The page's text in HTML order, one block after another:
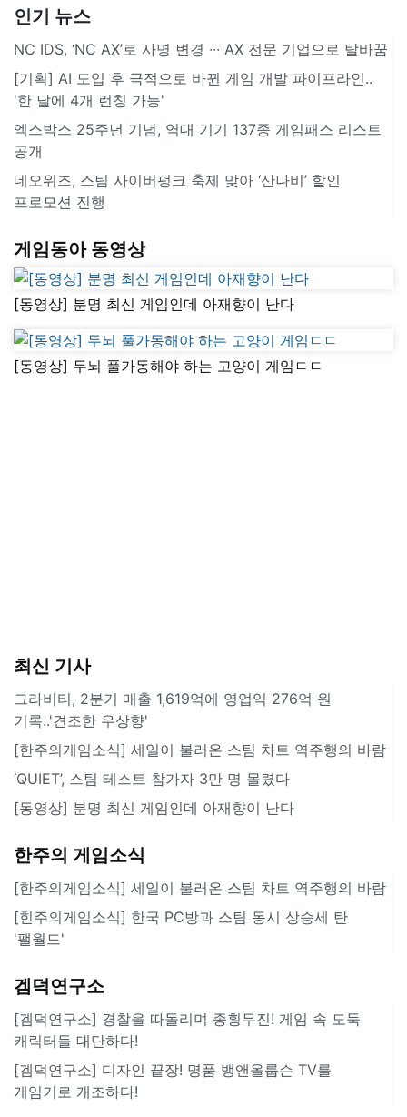
인기 뉴스
NC IDS, ‘NC AX’로 사명 변경 ∙∙∙ AX 전문 기업으로 탈바꿈
[기획] AI 도입 후 극적으로 바뀐 게임 개발 파이프라인..
'한 달에 4개 런칭 가능'
엑스박스 25주년 기념, 역대 기기 137종 게임패스 리스트
공개
네오위즈, 스팀 사이버펑크 축제 맞아 ‘산나비’ 할인
프로모션 진행
게임동아 동영상
[동영상] 분명 최신 게임인데 아재향이 난다
[동영상] 두뇌 풀가동해야 하는 고양이 게임ㄷㄷ
최신 기사
그라비티, 2분기 매출 1,619억에 영업익 276억 원
기록..'견조한 우상향'
[한주의게임소식] 세일이 불러온 스팀 차트 역주행의 바람
‘QUIET’, 스팀 테스트 참가자 3만 명 몰렸다
[동영상] 분명 최신 게임인데 아재향이 난다
한주의 게임소식
[한주의게임소식] 세일이 불러온 스팀 차트 역주행의 바람
[힌주의게임소식] 한국 PC방과 스팀 동시 상승세 탄
'팰월드'
겜덕연구소
[겜덕연구소] 경찰을 따돌리며 종횡무진! 게임 속 도둑
캐릭터들 대단하다!
[겜덕연구소] 디자인 끝장! 명품 뱅앤올룹슨 TV를
게임기로 개조하다!